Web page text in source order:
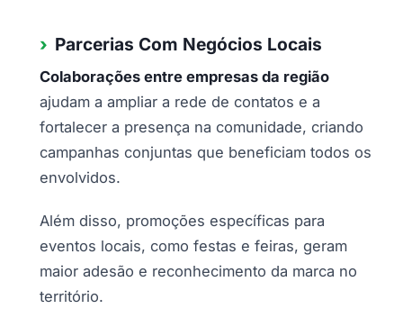
Parcerias Com Negócios Locais
Colaborações entre empresas da região
ajudam a ampliar a rede de contatos e a
fortalecer a presença na comunidade, criando
campanhas conjuntas que beneficiam todos os
envolvidos.
Além disso, promoções específicas para
eventos locais, como festas e feiras, geram
maior adesão e reconhecimento da marca no
território.